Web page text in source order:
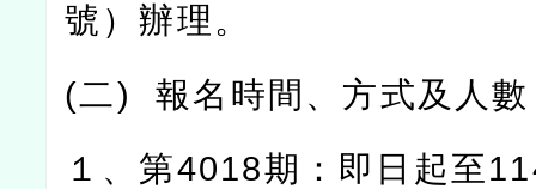
號）辦理。
(二)報名時間、方式及人
１、第4018期：即日起至